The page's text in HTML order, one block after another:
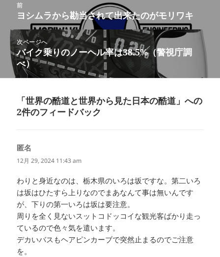
リ
ー
ョ
前
前
投
稿:
ヨシムラから勘当されて出来たのがモリワキ
次ページへ
次
の
投
バイク乗りのノーヘル率は38.5%（警視庁調
べ）
「世界の酷道と世界から見た日本の酷道」への
2件のフィードバック
匿名
り:
12月 29, 2024 11:43 am
わりと身近なのは、栃木県のいろは坂ですな。第二いろ
は坂はひたすら上りなのでまあなんて事は無いんです
が、下りの第一いろは坂は要注意。
周りを全く見ないスットコドッコイな観光客ばかり走っ
ているので色々気を遣います。
デカいバスもヘアピンカーブで突然止まるのでご注意
を。